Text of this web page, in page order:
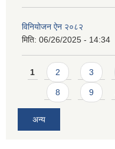
विनियोजन ऐन २०८२
मिति: 06/26/2025 - 14:34
Pages
1 2 3
8 9
अन्य